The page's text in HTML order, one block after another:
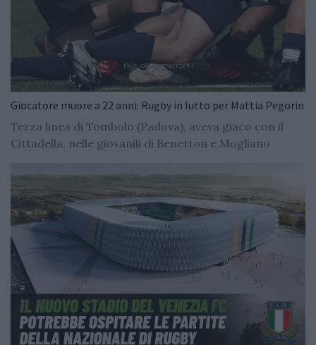
Giocatore muore a 22 anni: Rugby in lutto per Mattia Pegorin
Terza linea di Tombolo (Padova), aveva giaco con il
Cittadella, nelle giovanili di Benetton e Mogliano